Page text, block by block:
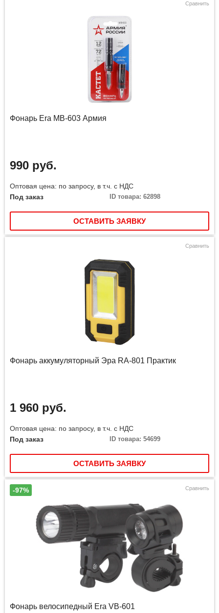
Сравнить
Фонарь Era MB-603 Армия
990 руб.
Оптовая цена: по запросу, в т.ч. с НДС
Под заказ
ID товара: 62898
ОСТАВИТЬ ЗАЯВКУ
Сравнить
Фонарь аккумуляторный Эра RA-801 Практик
1 960 руб.
Оптовая цена: по запросу, в т.ч. с НДС
Под заказ
ID товара: 54699
ОСТАВИТЬ ЗАЯВКУ
-97% Сравнить
Фонарь велосипедный Era VB-601